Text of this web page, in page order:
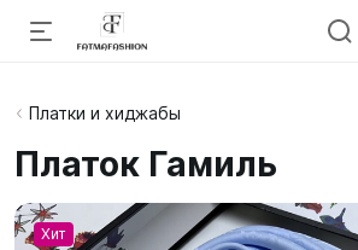
Платки и хиджабы
Платок Гамиль
Хит